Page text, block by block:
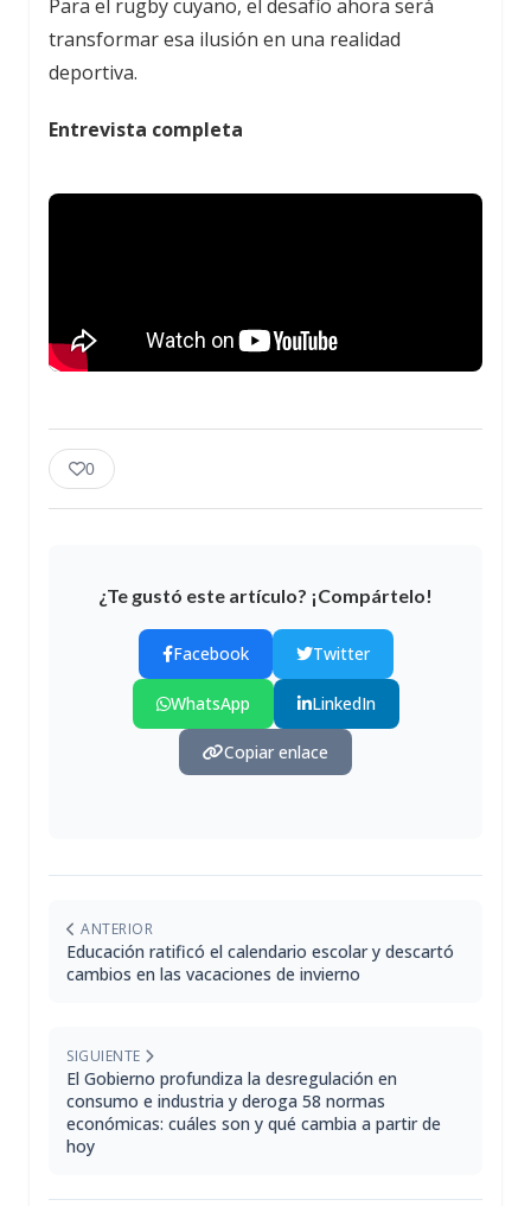
Para el rugby cuyano, el desafío ahora será
transformar esa ilusión en una realidad
deportiva.
Entrevista completa
0
¿Te gustó este artículo? ¡Compártelo!
Facebook Twitter
WhatsApp LinkedIn
Copiar enlace
ANTERIOR
Educación ratificó el calendario escolar y descartó
cambios en las vacaciones de invierno
SIGUIENTE
El Gobierno profundiza la desregulación en
consumo e industria y deroga 58 normas
económicas: cuáles son y qué cambia a partir de
hoy